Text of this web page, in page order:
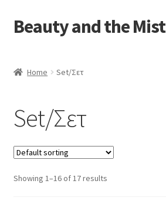
Skip
to
Skip
to
Beauty and the Mist
Checkout
My account
Privacy Policy
Home Set/Σετ
Set/Σετ
Showing 1–16 of 17 results